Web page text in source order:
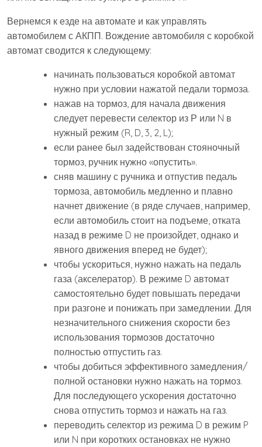
Вернемся к езде на автомате и как управлять
автомобилем с АКПП. Вождение автомобиля с коробкой
автомат сводится к следующему:
начинать пользоваться коробкой автомат
нужно при условии нажатой педали тормоза.
нажав на тормоз, для начала движения
следует перевести селектор из Р или N в
нужный режим (R, D, 3, 2, L);
если ранее был задействован стояночный
тормоз, ручник нужно «опустить».
сняв машину с ручника и отпустив педаль
тормоза, автомобиль медленно и плавно
начнет движение (в ряде случаев, например,
если автомобиль стоит на подъеме, отката
назад в режиме D не произойдет, однако и
явного движения вперед не будет);
чтобы ускориться, нужно нажать на педаль
газа (акселератор). В режиме D автомат
самостоятельно будет повышать передачи
при разгоне и понижать при замедлении. Для
незначительного снижения скорости без
использования тормозов достаточно
полностью отпустить газ.
чтобы добиться эффективного замедления/
полной остановки нужно нажать на тормоз.
Для последующего ускорения достаточно
снова отпустить тормоз и нажать на газ.
переводить селектор из режима D в режим P
или N при коротких остановках не нужно